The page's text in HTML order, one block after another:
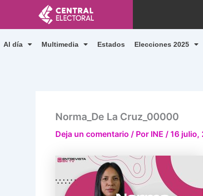
contenido
Al día Multimedia Estados Elecciones 2025
Norma_De La Cruz_00000
Deja un comentario / Por INE / 16 julio,